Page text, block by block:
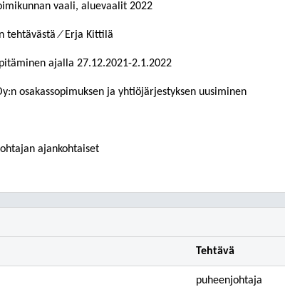
vaali, aluevaalit 2022
tehtävästä ⁄ Erja Kittilä
ajalla 27.12.2021-2.1.2022
osakassopimuksen ja yhtiöjärjestyksen uusiminen
ajankohtaiset
Tehtävä
puheenjohtaja